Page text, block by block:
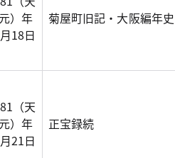
）年
18日
菊屋町旧記・大阪編年史
（天
）年
21日
正宝録続